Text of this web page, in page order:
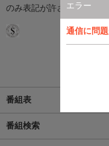
エラー
通信に問
のみ表記が許されているマ
番組表
番組検索